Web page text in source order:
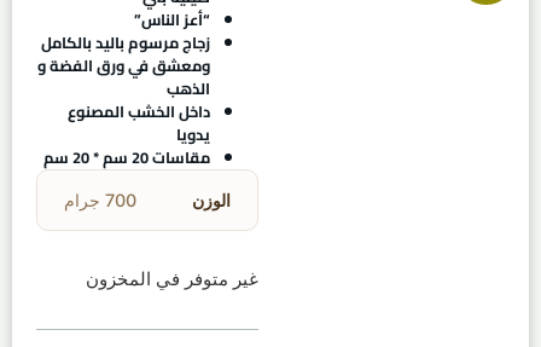
“أعز الناس”
زجاج مرسوم باليد بالكامل
ومعشق في ورق الفضة و
الذهب
داخل الخشب المصنوع
يدويا
مقاسات 20 سم * 20 سم
الوزن 700 جرام
غير متوفر في المخزون